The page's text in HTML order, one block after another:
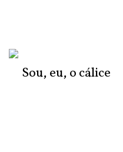
Sou, eu, o cálice